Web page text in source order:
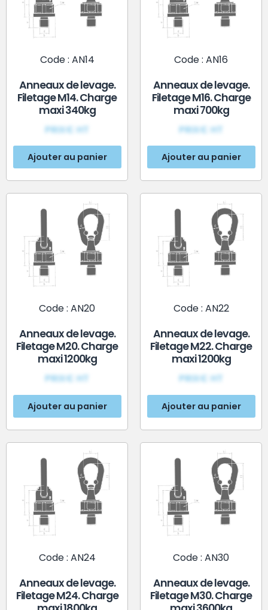
Code : AN14
Anneaux de levage.
Filetage M14. Charge
maxi 340kg
PRIX€ HT
Ajouter au panier
Code : AN16
Anneaux de levage.
Filetage M16. Charge
maxi 700kg
PRIX€ HT
Ajouter au panier
Code : AN20
Anneaux de levage.
Filetage M20. Charge
maxi 1200kg
PRIX€ HT
Ajouter au panier
Code : AN22
Anneaux de levage.
Filetage M22. Charge
maxi 1200kg
PRIX€ HT
Ajouter au panier
Code : AN24
Anneaux de levage.
Filetage M24. Charge
Code : AN30
Anneaux de levage.
Filetage M30. Charge